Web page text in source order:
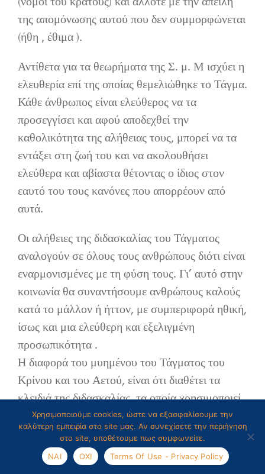
της απομόνωσης αυτού που δεν συμμορφώνεται
(ήθη , έθιμα ).
Αντίθετα για τα θεωρήματα της Σ. μ. Μ ισχύει η
ελευθερία επί της οποίας θεμελιώθηκε το Τάγμα.
Κάθε άνθρωπος είναι ελεύθερος να τα
προσεγγίσει και αφού αποδεχθεί την
καθολικότητα της αλήθειας τους, μπορεί να τα
εντάξει στη ζωή του και να ακολουθήσει
ελεύθερα και αβίαστα θέτοντας ο ίδιος στον
εαυτό του τους κανόνες που απορρέουν από
αυτά.
Οι αλήθειες της διδασκαλίας του Τάγματος
αναλογούν σε όλους τους ανθρώπους διότι είναι
εναρμονισμένες με τη φύση τους. Γι’ αυτό στην
κοινωνία θα συναντήσουμε ανθρώπους καλούς
κατά το μάλλον ή ήττον, με συμπεριφορά ηθική,
ίσως και μια ελεύθερη και εξελιγμένη
προσωπικότητα .
Η διαφορά του μυημένου του Τάγματος του
Κρίνου και του Αετού, είναι ότι διαθέτει τα
κλειδιά της διδασκαλίας, τα οποία χρησιμοποιεί
για να εργασθεί συνειδητά συγκροτημένα και με
μέθοδο, για την κατάκτηση ελεύθερης και
ηθικής προσωπικότητας
Χρησιμοποιούμε cookies, ώστε να εξασφαλίσουμε την
καλύτερη εμπειρία στο site μας. Αν συνεχίσετε την περιήγηση
στο site, υποθέτουμε πως συμφωνείτε.
ΝΑΙ
ΟΧΙ Terms Of Use - Privacy Policy